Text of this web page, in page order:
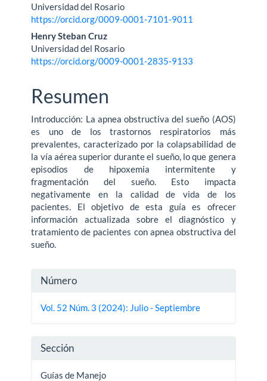
Universidad del Rosario
https://orcid.org/0009-0001-7101-9011
Henry Steban Cruz
Universidad del Rosario
https://orcid.org/0009-0001-2835-9133
Resumen
Introducción: La apnea obstructiva del sueño (AOS)
es uno de los trastornos respiratorios más
prevalentes, caracterizado por la colapsabilidad de
la vía aérea superior durante el sueño, lo que genera
episodios de hipoxemia intermitente y
fragmentación del sueño. Esto impacta
negativamente en la calidad de vida de los
pacientes. El objetivo de esta guía es ofrecer
información actualizada sobre el diagnóstico y
tratamiento de pacientes con apnea obstructiva del
sueño.
Detalles
del
Número
Vol. 52 Núm. 3 (2024): Julio - Septiembre
Sección
Guías de Manejo